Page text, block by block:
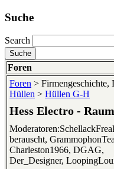
Suche
Search
Foren
Foren >
Hüllen > Hüllen G-H
Hess Electro -
berauscht,
Charleston1966, DGAG,
Der_Designer,